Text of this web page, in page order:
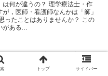
は何が違うの？ 理学療法士・作
，医師・看護師なんかは「師」
ったことはありませんか？ この
がある...
法士・作業療法士・言語聴
結婚するメリット・デメリ
トップ サイドバー